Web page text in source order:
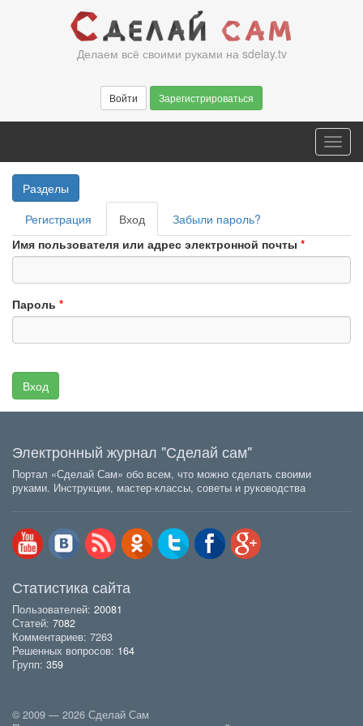
Делаем всё своими руками на sdelay.tv
Войти Зарегистрироваться
Разделы
Главные
вкладки
Регистрация Вход (активная
вкладка)
Забыли пароль?
Имя пользователя или адрес электронной почты *
Пароль *
Вход
Электронный журнал "Сделай сам"
Портал «Сделай Сам» обо всем, что можно сделать своими
руками. Инструкции, мастер-классы, советы и руководства
Статистика сайта
Пользователей: 20081
Статей: 7082
Комментариев: 7263
Решенных вопросов: 164
Групп: 359
© 2009 — 2026 Сделай Сам